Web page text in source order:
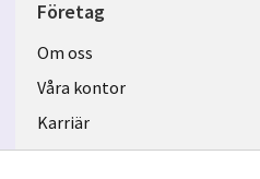
Företag
Useful
links
SWEDEN
Om oss
Våra kontor
Karriär
Hållbarhet